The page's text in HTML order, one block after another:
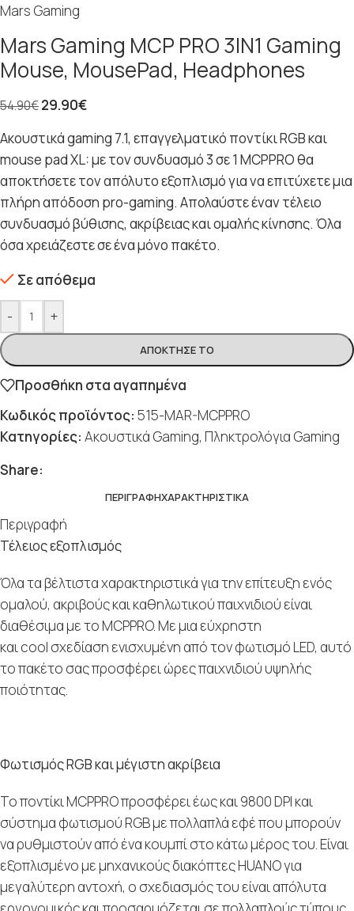
Mars Gaming
Mars Gaming MCP PRO 3IN1 Gaming
Mouse, MousePad, Headphones
54.90€29.90€
Ακουστικά gaming 7.1, επαγγελματικό ποντίκι RGB και
mouse pad XL: με τον συνδυασμό 3 σε 1 MCPPRO θα
αποκτήσετε τον απόλυτο εξοπλισμό για να επιτύχετε μια
πλήρη απόδοση pro-gaming. Απολαύστε έναν τέλειο
συνδυασμό βύθισης, ακρίβειας και ομαλής κίνησης. Όλα
όσα χρειάζεστε σε ένα μόνο πακέτο.
Σε απόθεμα
- +
ΑΠΌΚΤΗΣΈ ΤΟ
Προσθήκη στα αγαπημένα
Κωδικός προϊόντος: 515-MAR-MCPPRO
Κατηγορίες: Ακουστικά Gaming, Πληκτρολόγια Gaming
Share:
ΠΕΡΙΓΡΑΦΉΧΑΡΑΚΤΗΡΙΣΤΙΚΆ
Περιγραφή
Τέλειος εξοπλισμός
Όλα τα βέλτιστα χαρακτηριστικά για την επίτευξη ενός
ομαλού, ακριβούς και καθηλωτικού παιχνιδιού είναι
διαθέσιμα με το MCPPRO. Με μια εύχρηστη
και cool σχεδίαση ενισχυμένη από τον φωτισμό LED, αυτό
το πακέτο σας προσφέρει ώρες παιχνιδιού υψηλής
ποιότητας.
Φωτισμός RGB και μέγιστη ακρίβεια
Το ποντίκι MCPPRO προσφέρει έως και 9800 DPI και
σύστημα φωτισμού RGB με πολλαπλά εφέ που μπορούν
να ρυθμιστούν από ένα κουμπί στο κάτω μέρος του. Είναι
εξοπλισμένο με μηχανικούς διακόπτες HUANO για
μεγαλύτερη αντοχή, ο σχεδιασμός του είναι απόλυτα